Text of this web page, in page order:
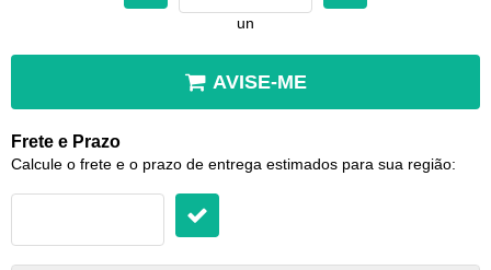
un
AVISE-ME
Frete e Prazo
Calcule o frete e o prazo de entrega estimados para sua região: